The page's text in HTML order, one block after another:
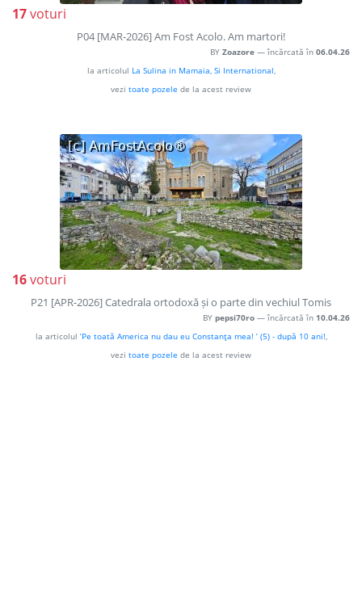
17voturi
P04 [MAR-2026] Am Fost Acolo. Am martori!
BY Zoazore — încărcată în 06.04.26
la articolul La Sulina in Mamaia, Si International,
vezi toate pozele de la acest review
16voturi
P21 [APR-2026] Catedrala ortodoxă și o parte din vechiul Tomis
BY pepsi70ro — încărcată în 10.04.26
la articolul ’Pe toată America nu dau eu Constanţa mea! ’ (5) - după 10 ani!,
vezi toate pozele de la acest review